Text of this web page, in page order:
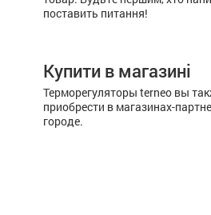
поставить питання!
Купити в магазині
Терморегуляторы terneo вы
приобрести в магазинах-
городе.